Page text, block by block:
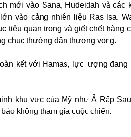
mới vào Sana, Hudeidah và các
vào cảng nhiên liệu Ras Isa.
tiêu quan trọng và giết chết hàng
chục thường dân thương vong.
kết với Hamas, lực lượng
khu vực của Mỹ như Ả Rập
không tham gia cuộc chiến.